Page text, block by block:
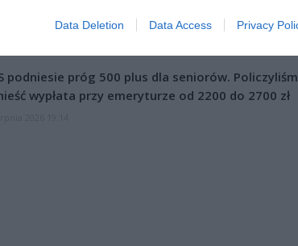
Data Deletion Data Access Privacy
dzieci do 3. roku życia
podniesie próg 500 plus dla seniorów.
wypłata przy emeryturze od 2200 do 2700 zł